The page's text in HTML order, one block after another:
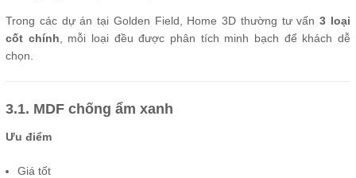
Trong các dự án tại Golden Field, Home 3D thường tư vấn3 loại
cốt chính , mỗi loại đều được phân tích minh bạch để khách dễ
chọn.
3.1. MDF chống ẩm xanh
Ưu điểm
Giá tốt